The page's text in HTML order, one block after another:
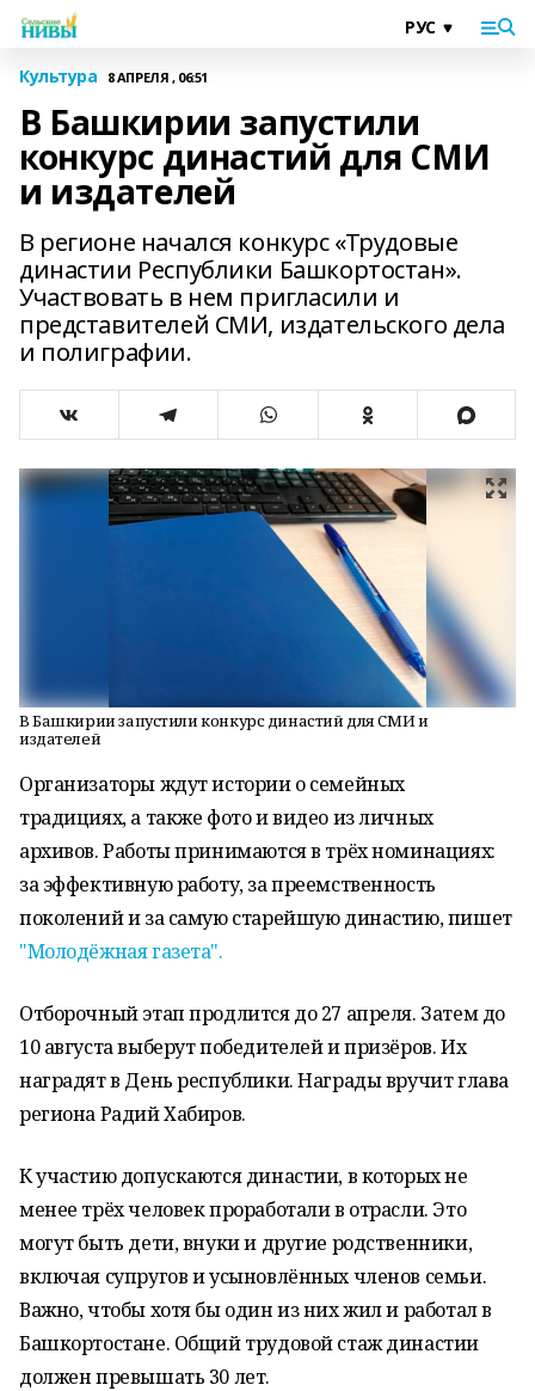
Культура 8 АПРЕЛЯ , 06:51
В Башкирии запустили
конкурс династий для СМИ
и издателей
В регионе начался конкурс «Трудовые
династии Республики Башкортостан».
Участвовать в нем пригласили и
представителей СМИ, издательского дела
и полиграфии.
В Башкирии запустили конкурс династий для СМИ и
издателей
Организаторы ждут истории о семейных
традициях, а также фото и видео из личных
архивов. Работы принимаются в трёх номинациях:
за эффективную работу, за преемственность
поколений и за самую старейшую династию, пишет
"Молодёжная газета".
Отборочный этап продлится до 27 апреля. Затем до
10 августа выберут победителей и призёров. Их
наградят в День республики. Награды вручит глава
региона Радий Хабиров.
К участию допускаются династии, в которых не
менее трёх человек проработали в отрасли. Это
могут быть дети, внуки и другие родственники,
включая супругов и усыновлённых членов семьи.
Важно, чтобы хотя бы один из них жил и работал в
Башкортостане. Общий трудовой стаж династии
должен превышать 30 лет.